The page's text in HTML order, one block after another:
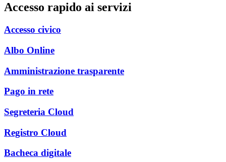
Accesso rapido ai servizi
Accesso civico
Albo Online
Amministrazione trasparente
Pago in rete
Segreteria Cloud
Registro Cloud
Bacheca digitale